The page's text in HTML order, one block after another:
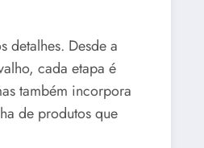
detalhes. Desde a
cada etapa é
também incorpora
de produtos que